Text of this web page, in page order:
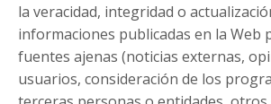
la veracidad, integridad o
informaciones publicadas en la Web
fuentes ajenas (noticias externas,
usuarios, consideración de los